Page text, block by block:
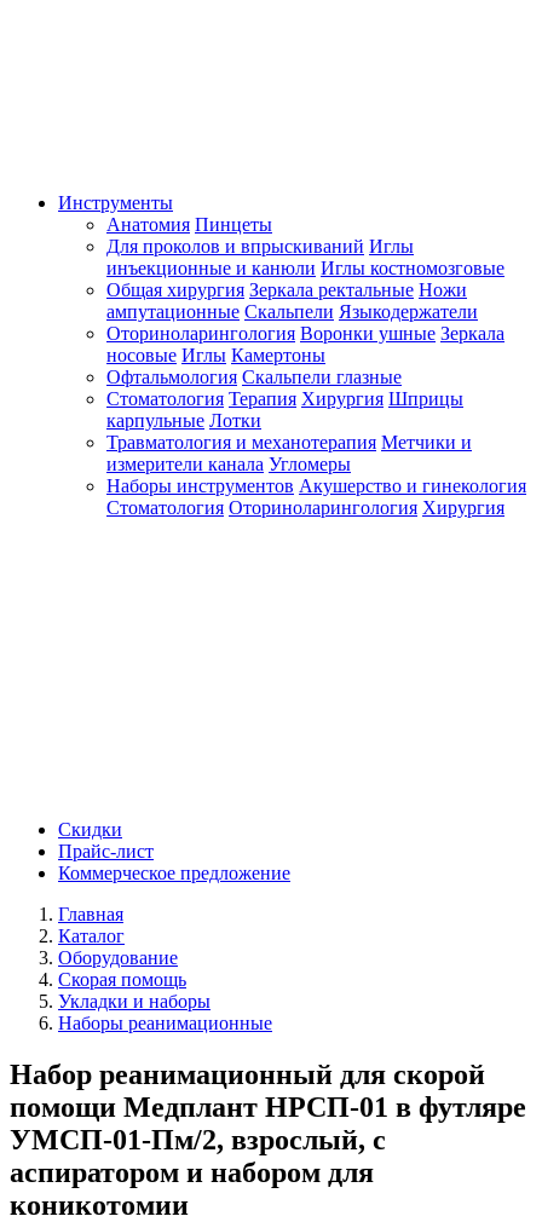
Инструменты
Анатомия Пинцеты
Для проколов и впрыскиваний Иглы
инъекционные и канюли Иглы костномозговые
Общая хирургия Зеркала ректальные Ножи
ампутационные Скальпели Языкодержатели
Оториноларингология Воронки ушные Зеркала
носовые Иглы Камертоны
Офтальмология Скальпели глазные
Стоматология Терапия Хирургия Шприцы
карпульные Лотки
Травматология и механотерапия Метчики и
измерители канала Угломеры
Наборы инструментов Акушерство и гинекология
Стоматология Оториноларингология Хирургия
Скидки
Прайс-лист
Коммерческое предложение
Главная
Каталог
Оборудование
Скорая помощь
Укладки и наборы
Наборы реанимационные
Набор реанимационный для скорой
помощи Медплант НРСП-01 в футляре
УМСП-01-Пм/2, взрослый, с
аспиратором и набором для
коникотомии